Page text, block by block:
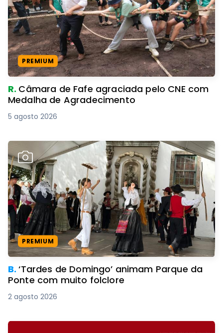
PREMIUM
R. Câmara de Fafe agraciada pelo CNE com
Medalha de Agradecimento
5 agosto 2026
PREMIUM
B.‘Tardes de Domingo’ animam Parque da
Ponte com muito folclore
2 agosto 2026